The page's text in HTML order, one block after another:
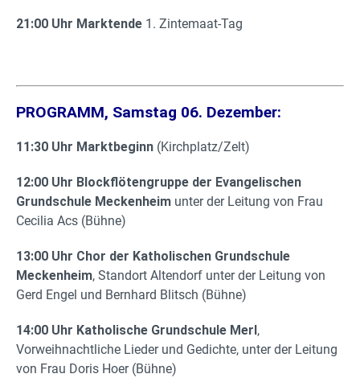
21:00 Uhr Marktende 1. Zintemaat-Tag
PROGRAMM, Samstag 06. Dezember:
11:30 Uhr Marktbeginn (Kirchplatz/Zelt)
12:00 Uhr Blockflötengruppe der Evangelischen
Grundschule Meckenheim unter der Leitung von Frau
Cecilia Acs (Bühne)
13:00 Uhr Chor der Katholischen Grundschule
Meckenheim, Standort Altendorf unter der Leitung von
Gerd Engel und Bernhard Blitsch (Bühne)
14:00 Uhr Katholische Grundschule Merl ,
Vorweihnachtliche Lieder und Gedichte, unter der Leitung
von Frau Doris Hoer (Bühne)